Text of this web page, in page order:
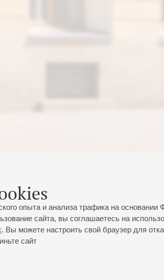
опыта и анализа трафика на основании
сайта, вы соглашаетесь на
. Вы можете настроить свой браузер для
сайт